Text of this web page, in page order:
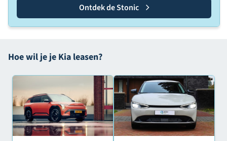
Ontdek deKia
Stonic
Hoe wil je je Kia leasen?